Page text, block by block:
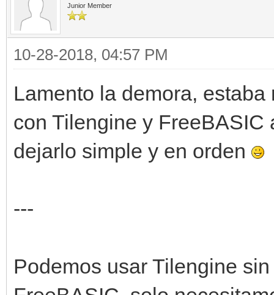
Junior Member
10-28-2018, 04:57 PM
Lamento la demora,
con Tilengine y
dejarlo simple y en orden
---
Podemos usar Tilengine